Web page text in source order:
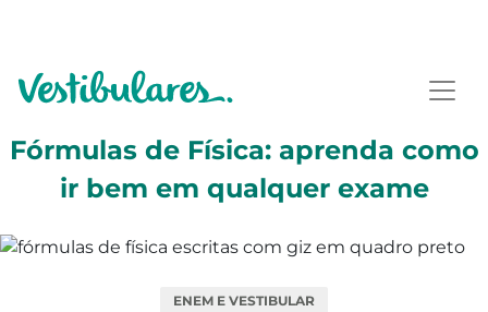
Fórmulas de Física: aprenda como
ir bem em qualquer exame
ENEM E VESTIBULAR